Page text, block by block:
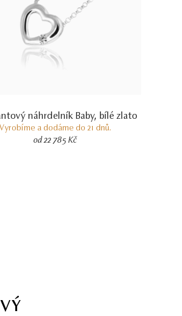
náhrdelník Baby, bílé zlato
Vyrobíme a dodáme do 21 dnů.
od 22 785 Kč